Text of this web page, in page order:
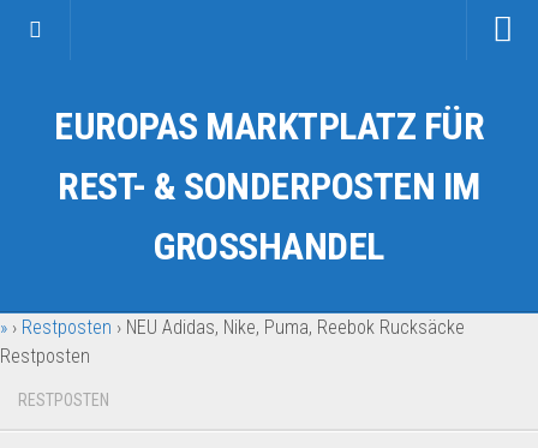
Kategorien
Auto & Motorrad
Fahrzeuge & Transport
Garten & Werkzeug
Geschäft, Büro & Schreibwaren
Geschenkartikel
EUROPAS MARKTPLATZ FÜR
REST- & SONDERPOSTEN IM
GROSSHANDEL
» › Restposten › NEU Adidas, Nike, Puma, Reebok Rucksäcke
Restposten
RESTPOSTEN